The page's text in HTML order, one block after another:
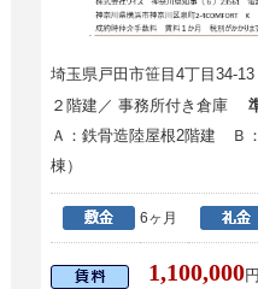
埼玉県戸田市笹目4丁目34-
２階建／ 事務所付き倉庫
Ａ：鉄骨造陸屋根2階建 Ｂ
棟）
6ヶ月
1,100,000円